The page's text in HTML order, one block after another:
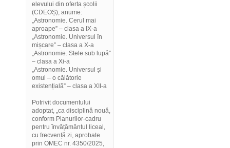
elevului din oferta școlii
(CDEOȘ), anume:
„Astronomie. Cerul mai
aproape” – clasa a IX-a
„Astronomie. Universul în
mișcare” – clasa a X-a
„Astronomie. Stele sub lupă”
– clasa a Xi-a
„Astronomie. Universul și
omul – o călătorie
existențială” – clasa a XII-a
Potrivit documentului
adoptat, „ca disciplină nouă,
conform Planurilor-cadru
pentru învățământul liceal,
cu frecvență zi, aprobate
prin OMEC nr. 4350/2025,